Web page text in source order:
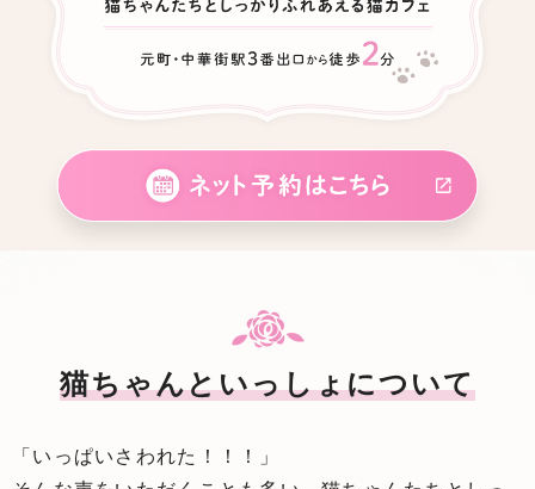
猫ちゃんといっしょについて
「いっぱいさわれた！！！」